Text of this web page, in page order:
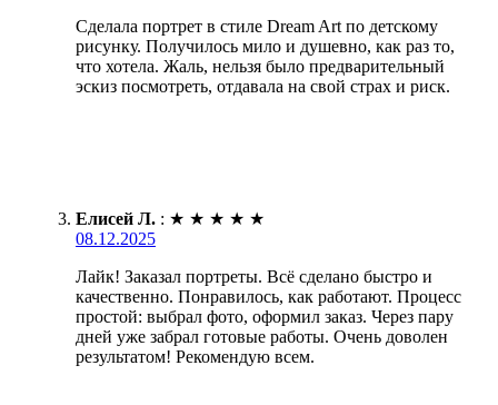
Сделала портрет в стиле Dream Art по детскому
рисунку. Получилось мило и душевно, как раз то,
что хотела. Жаль, нельзя было предварительный
эскиз посмотреть, отдавала на свой страх и риск.
Елисей Л. : ★ ★ ★ ★ ★
08.12.2025
Лайк! Заказал портреты. Всё сделано быстро и
качественно. Понравилось, как работают. Процесс
простой: выбрал фото, оформил заказ. Через пару
дней уже забрал готовые работы. Очень доволен
результатом! Рекомендую всем.